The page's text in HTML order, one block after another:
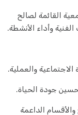
القائمة لصالح
وأداء الأنشطة.
والعملية.
جودة الحياة.
الداعمة